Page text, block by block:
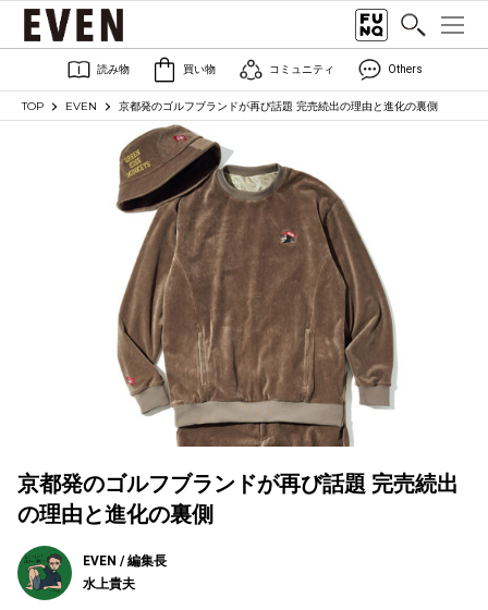
読み物 買い物 コミュニティ Others
TOP EVEN 京都発のゴルフブランドが再び話題 完売続出の理由と進化の裏側
京都発のゴルフブランドが再び話題 完売続出
の理由と進化の裏側
EVEN / 編集長
水上貴夫